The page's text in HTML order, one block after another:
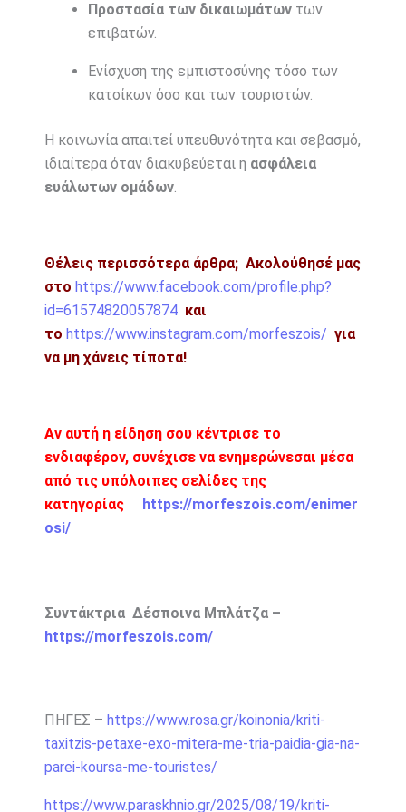
Προστασία των δικαιωμάτωντων
επιβατών.
Ενίσχυση της εμπιστοσύνης τόσο των
κατοίκων όσο και των τουριστών.
Η κοινωνία απαιτεί υπευθυνότητα και σεβασμό,
ιδιαίτερα όταν διακυβεύεται η ασφάλεια
ευάλωτων ομάδων.
Θέλεις περισσότερα άρθρα; Ακολούθησέ μας
στο https://www.facebook.com/profile.php?
id=61574820057874 και
το https://www.instagram.com/morfeszois/ για
να μη χάνεις τίποτα!
Αν αυτή η είδηση σου κέντρισε το
ενδιαφέρον, συνέχισε να ενημερώνεσαι μέσα
από τις υπόλοιπες σελίδες της
κατηγορίας
https://morfeszois.com/enimer
osi/
Συντάκτρια Δέσποινα Μπλάτζα –
https://morfeszois.com/
ΠΗΓΕΣ – https://www.rosa.gr/koinonia/kriti-
taxitzis-petaxe-exo-mitera-me-tria-paidia-gia-na-
parei-koursa-me-touristes/
https://www.paraskhnio.gr/2025/08/19/kriti-